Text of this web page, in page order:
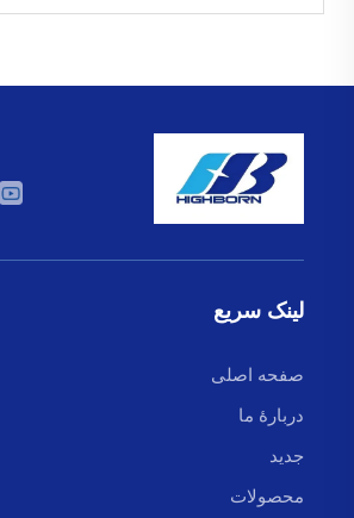
لینک سریع
صفحه اصلی
دربارهٔ ما
جدید
محصولات